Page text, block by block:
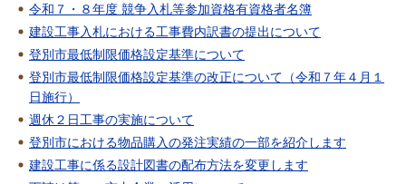
令和７・８年度 競争入札等参加資格有資格者名簿
建設工事入札における工事費内訳書の提出について
登別市最低制限価格設定基準について
登別市最低制限価格設定基準の改正について（令和７年４月１
日施行）
週休２日工事の実施について
登別市における物品購入の発注実績の一部を紹介します
建設工事に係る設計図書の配布方法を変更します